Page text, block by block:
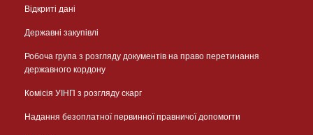
Відкриті дані
Державні закупівлі
Робоча група з розгляду документів на право перетинання
державного кордону
Комісія УІНП з розгляду скарг
Надання безоплатної первинної правничої допомогти